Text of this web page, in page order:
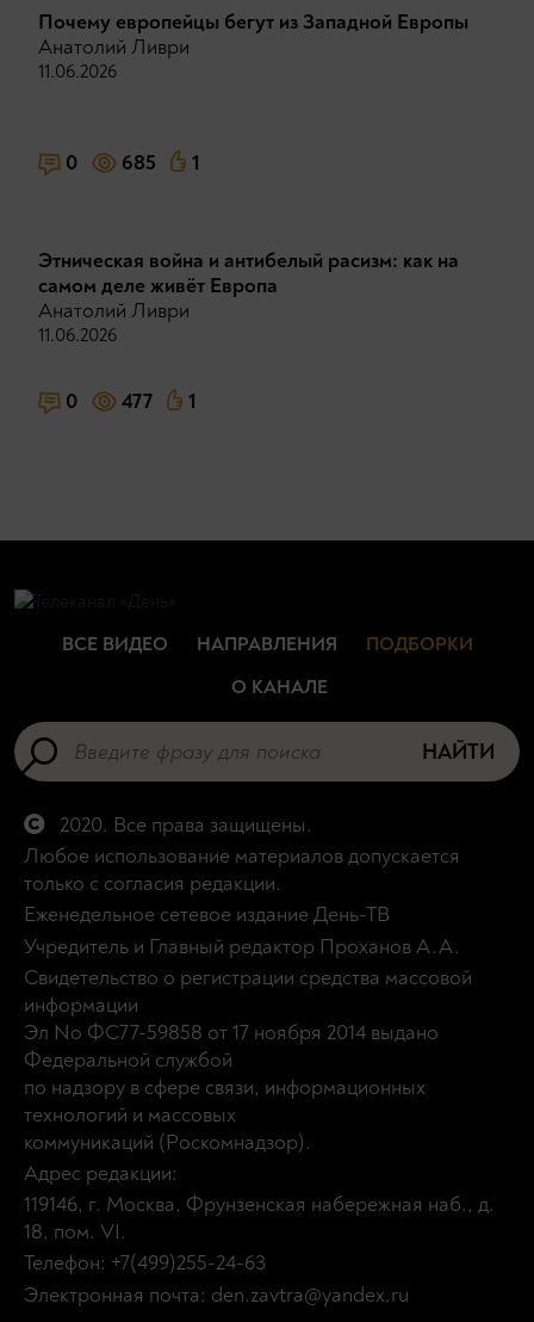
Почему европейцы бегут из Западной Европы
Анатолий Ливри
11.06.2026
0 685 1
Этническая война и антибелый расизм: как на
самом деле живёт Европа
Анатолий Ливри
11.06.2026
0 477 1
ВСЕ ВИДЕО НАПРАВЛЕНИЯ
ПОДБОРКИ
О КАНАЛЕ
НАЙТИ
2020. Все права защищены.
Любое использование материалов допускается
только с согласия редакции.
Еженедельное сетевое издание День-ТВ
Учредитель и Главный редактор Проханов А.А.
Свидетельство о регистрации средства массовой
информации
Эл No ФС77-59858 от 17 ноября 2014 выдано
Федеральной службой
по надзору в сфере связи, информационных
технологий и массовых
коммуникаций (Роскомнадзор).
Адрес редакции:
119146, г. Москва, Фрунзенская набережная наб., д.
18, пом. VI.
Телефон: +7(499)255-24-63
Электронная почта: den.zavtra@yandex.ru